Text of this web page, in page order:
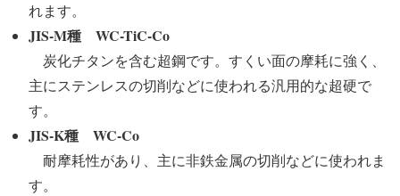
れます。
JIS-M種 WC-TiC-Co
炭化チタンを含む超鋼です。すくい面の摩耗に強く、
主にステンレスの切削などに使われる汎用的な超硬で
す。
JIS-K種 WC-Co
耐摩耗性があり、主に非鉄金属の切削などに使われま
す。